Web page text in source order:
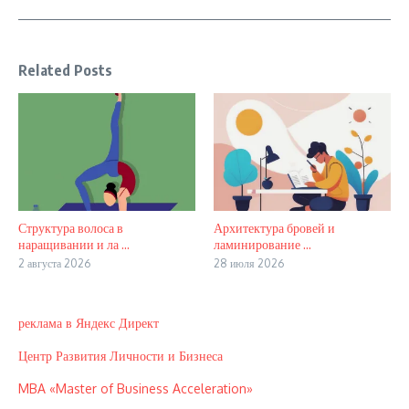
Related Posts
Структура волоса в
наращивании и ла ...
2 августа 2026
Архитектура бровей и
ламинирование ...
28 июля 2026
реклама в Яндекс Директ
Центр Развития Личности и Бизнеса
MBA «Master of Business Acceleration»